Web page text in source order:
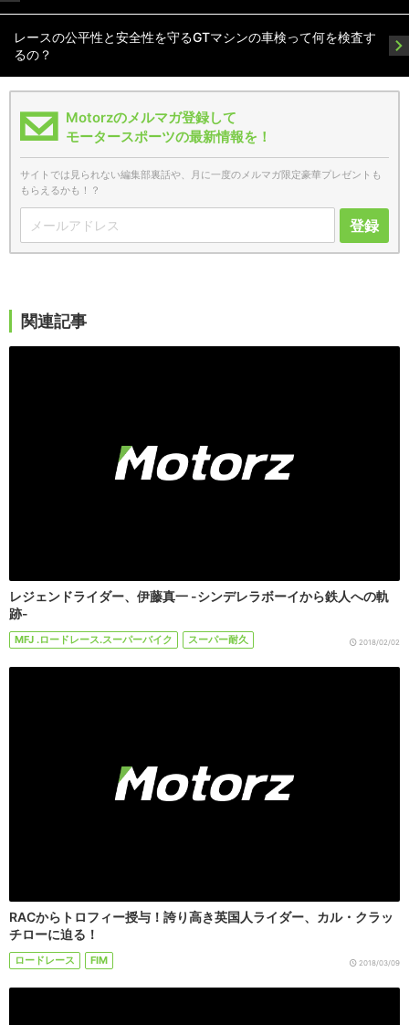
レースの公平性と安全性を守るGTマシンの車検って何を検査す
るの？
Motorzのメルマガ登録して
モータースポーツの最新情報を！
サイトでは見られない編集部裏話や、月に一度のメルマガ限定豪華プレゼントも
もらえるかも！？
登録
関連記事
レジェンドライダー、伊藤真一 -シンデレラボーイから鉄人への軌
跡-
MFJ .ロードレース.スーパーバイク スーパー耐久 2018/02/02
RACからトロフィー授与！誇り高き英国人ライダー、カル・クラッ
チローに迫る！
ロードレース FIM 2018/03/09